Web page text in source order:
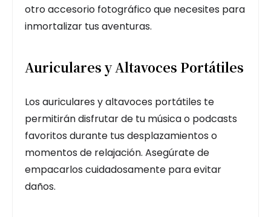
otro accesorio fotográfico que necesites para
inmortalizar tus aventuras.
Auriculares y Altavoces Portátiles
Los auriculares y altavoces portátiles te
permitirán disfrutar de tu música o podcasts
favoritos durante tus desplazamientos o
momentos de relajación. Asegúrate de
empacarlos cuidadosamente para evitar
daños.